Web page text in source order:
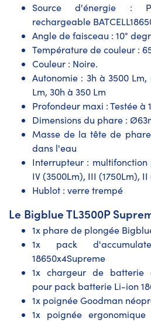
Source d'énergie :
rechargeable
Angle de faisceau : 10°
Température de couleur :
Couleur : Noire.
Autonomie : 3h à 3500 Lm,
Lm, 30h à 350 Lm
Profondeur maxi : Testée à
Dimensions du phare :
Masse de la tête de
dans l'eau
Interrupteur :
IV (3500Lm), III (1750Lm),
Hublot : verre trempé
Le Bigblue TL3500P
1x phare de plongée
1x pack
18650x4Supreme
1x chargeur de batterie
pour pack batterie Li-ion
1x poignée Goodman
1x poignée